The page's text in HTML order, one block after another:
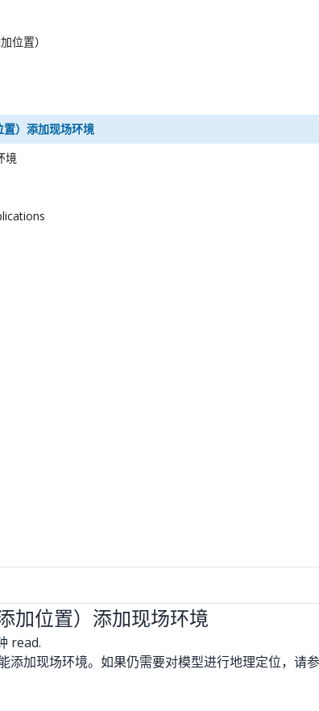
位置）
）添加现场环境
境
加位置）添加现场环境
read.
添加现场环境。如果仍需要对模型进行地理定位，请